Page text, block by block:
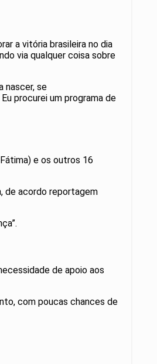
a vitória brasileira no dia
via qualquer coisa sobre
nascer, se
procurei um programa de
e os outros 16
de acordo reportagem
de apoio aos
com poucas chances de